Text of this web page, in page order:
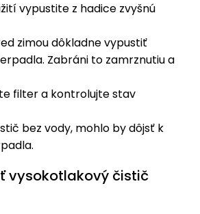
vypustite z hadice zvyšnú
zimou dôkladne vypustiť
Zabráni to zamrznutiu a
filter a kontrolujte stav
bez vody, mohlo by dôjsť k
vysokotlakový čistič